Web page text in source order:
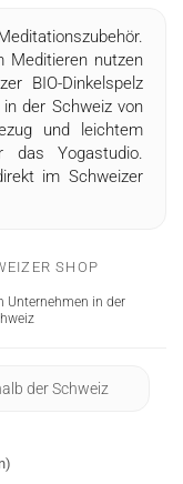
Meditieren nutzen
BIO-Dinkelspelz
der Schweiz von
und leichtem
das Yogastudio.
im Schweizer
SHOP
Unternehmen in der
der Schweiz